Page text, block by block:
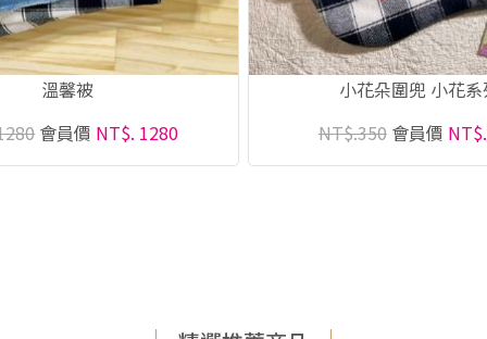
溫馨被
會員價 NT$. 1280
小花朵圍兜 小花
NT$.350 會員價